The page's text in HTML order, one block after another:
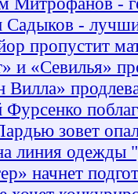
Садыков -
пропустит
и «Севилья»
Вилла»
Фурсенко
зовет
линия одежды
начнет